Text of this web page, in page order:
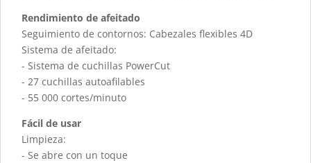
Rendimiento de afeitado
Seguimiento de contornos: Cabezales flexibles 4D
Sistema de afeitado:
- Sistema de cuchillas PowerCut
- 27 cuchillas autoafilables
- 55 000 cortes/minuto
Fácil de usar
Limpieza:
- Se abre con un toque